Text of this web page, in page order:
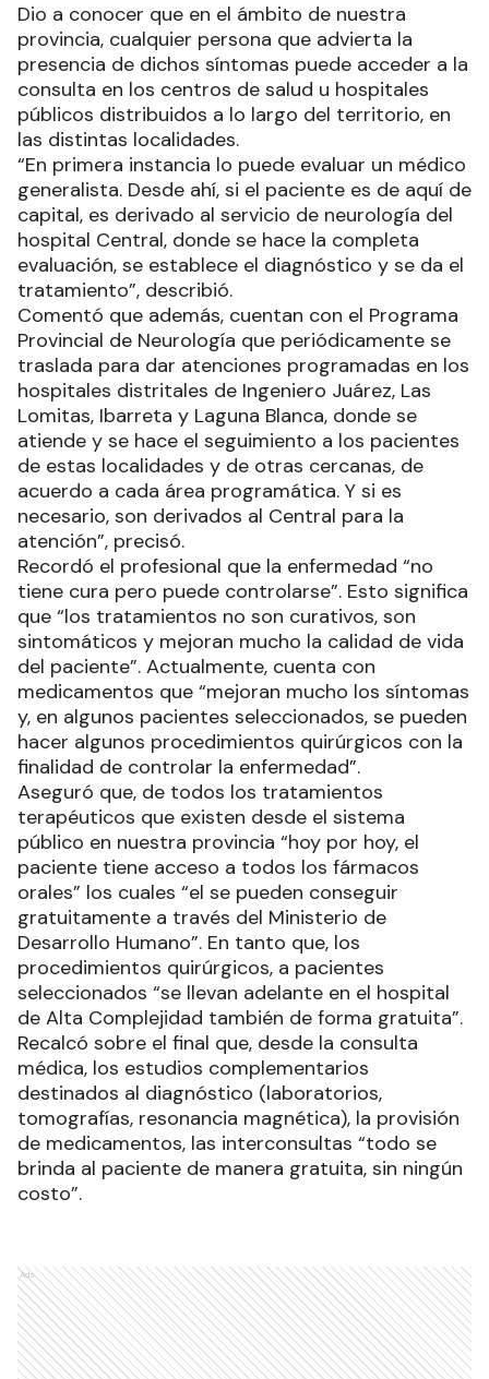
Dio a conocer que en el ámbito de nuestra
provincia, cualquier persona que advierta la
presencia de dichos síntomas puede acceder a la
consulta en los centros de salud u hospitales
públicos distribuidos a lo largo del territorio, en
las distintas localidades.
“En primera instancia lo puede evaluar un médico
generalista. Desde ahí, si el paciente es de aquí de
capital, es derivado al servicio de neurología del
hospital Central, donde se hace la completa
evaluación, se establece el diagnóstico y se da el
tratamiento”, describió.
Comentó que además, cuentan con el Programa
Provincial de Neurología que periódicamente se
traslada para dar atenciones programadas en los
hospitales distritales de Ingeniero Juárez, Las
Lomitas, Ibarreta y Laguna Blanca, donde se
atiende y se hace el seguimiento a los pacientes
de estas localidades y de otras cercanas, de
acuerdo a cada área programática. Y si es
necesario, son derivados al Central para la
atención”, precisó.
Recordó el profesional que la enfermedad “no
tiene cura pero puede controlarse”. Esto significa
que “los tratamientos no son curativos, son
sintomáticos y mejoran mucho la calidad de vida
del paciente”. Actualmente, cuenta con
medicamentos que “mejoran mucho los síntomas
y, en algunos pacientes seleccionados, se pueden
hacer algunos procedimientos quirúrgicos con la
finalidad de controlar la enfermedad”.
Aseguró que, de todos los tratamientos
terapéuticos que existen desde el sistema
público en nuestra provincia “hoy por hoy, el
paciente tiene acceso a todos los fármacos
orales” los cuales “el se pueden conseguir
gratuitamente a través del Ministerio de
Desarrollo Humano”. En tanto que, los
procedimientos quirúrgicos, a pacientes
seleccionados “se llevan adelante en el hospital
de Alta Complejidad también de forma gratuita”.
Recalcó sobre el final que, desde la consulta
médica, los estudios complementarios
destinados al diagnóstico (laboratorios,
tomografías, resonancia magnética), la provisión
de medicamentos, las interconsultas “todo se
brinda al paciente de manera gratuita, sin ningún
costo”.
Ads